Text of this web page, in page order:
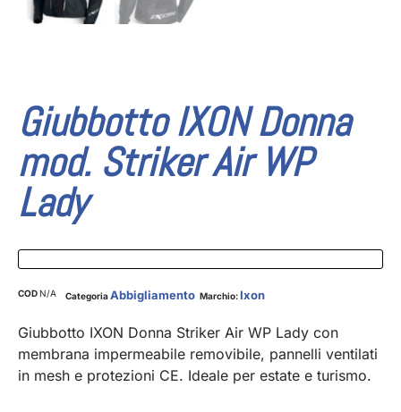
Giubbotto IXON Donna
mod. Striker Air WP
Lady
COD N/A CategoriaAbbigliamento Marchio:Ixon
Giubbotto IXON Donna Striker Air WP Lady con
membrana impermeabile removibile, pannelli ventilati
in mesh e protezioni CE. Ideale per estate e turismo.